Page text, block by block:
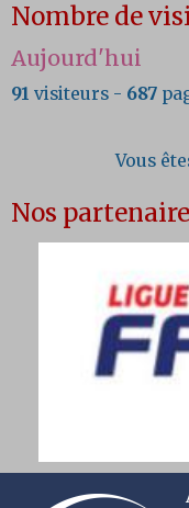
Nombre de
Aujourd'hui
91 visiteurs - 687
Vous
Nos